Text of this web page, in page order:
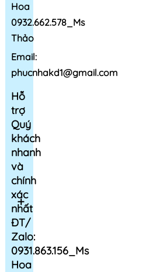
Hoa
0932.662.578_Ms
Thảo
Email:
phucnhakd1@gmail.com
Hỗ
trợ
Quý
khách
nhanh
và
chính
xác
nhất
ĐT/
Zalo:
0931.863.156_Ms
Hoa